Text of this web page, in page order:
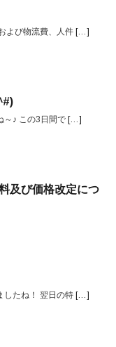
よび物流費、人件 […]
～♪ この3日間で […]
及び価格改定につ
したね！ 翌日の特 […]